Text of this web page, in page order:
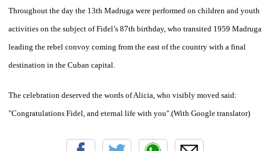
Throughout the day the 13th Madruga were performed on children and youth
activities on the subject of Fidel’s 87th birthday, who transited 1959 Madruga
leading the rebel convoy coming from the east of the country with a final
destination in the Cuban capital.
The celebration deserved the words of Alicia, who visibly moved said:
"Congratulations Fidel, and eternal life with you". (With Google translator)